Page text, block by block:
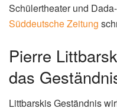
Schülertheater und
Süddeutsche Zeitung
Pierre
das
Littbarskis Geständnis